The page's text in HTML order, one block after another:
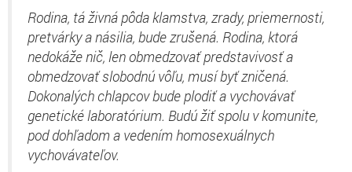
Rodina, tá živná pôda klamstva, zrady, priemernosti,
pretvárky a násilia, bude zrušená. Rodina, ktorá
nedokáže nič, len obmedzovať predstavivosť a
obmedzovať slobodnú vôľu, musí byť zničená.
Dokonalých chlapcov bude plodiť a vychovávať
genetické laboratórium. Budú žiť spolu v komunite,
pod dohľadom a vedením homosexuálnych
vychovávateľov.